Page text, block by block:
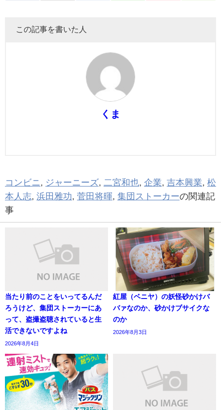
この記事を書いた人
くま
コンビニ, ジャーニーズ, 二宮和也, 企業, 吉本興業, 松
本人志, 浜田雅功, 菅田将暉, 集団ストーカーの関連記
事
当たり前のことをいってるんだ
ろうけど、集団ストーカーにあ
って、盗撮盗聴されていると生
活できないですよね
2026年8月4日
紅屋（ベニヤ）の妖怪砂かけバ
バァなのか、砂かけブサイクな
のか
2026年8月3日